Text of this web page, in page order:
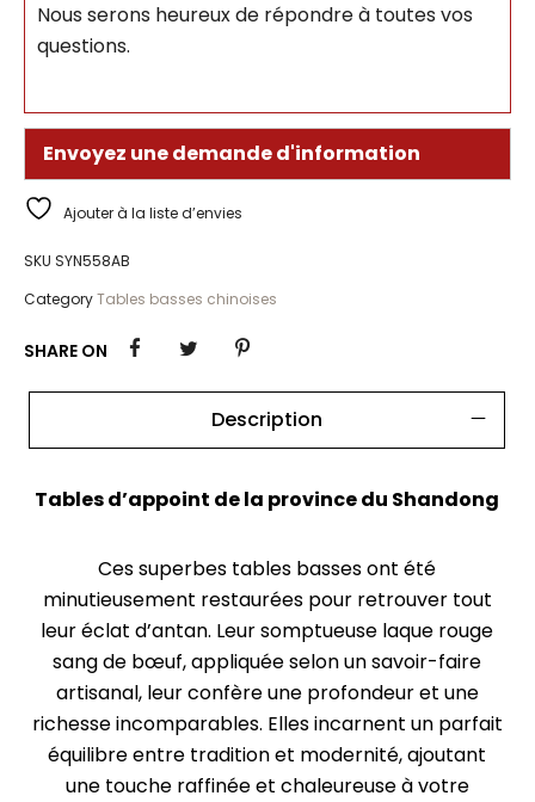
Nous serons heureux de répondre à toutes vos
questions.
Envoyez une demande d'information
Ajouter à la liste d’envies
SKU SYN558AB
CategoryTables basses chinoises
SHARE ON
Description
Tables d’appoint de la province du Shandong
Ces superbes tables basses ont été
minutieusement restaurées pour retrouver tout
leur éclat d’antan. Leur somptueuse laque rouge
sang de bœuf, appliquée selon un savoir-faire
artisanal, leur confère une profondeur et une
richesse incomparables. Elles incarnent un parfait
équilibre entre tradition et modernité, ajoutant
une touche raffinée et chaleureuse à votre